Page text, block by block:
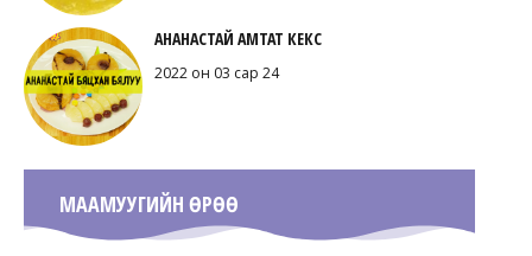
АНАНАСТАЙ АМТАТ КЕКС
2022 он 03 сар 24
МААМУУГИЙН ӨРӨӨ